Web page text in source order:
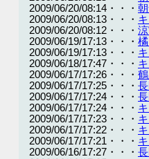
2009/06/20/08:14・・・
2009/06/20/08:13・・・
2009/06/20/08:12・・・
2009/06/19/17:13・・・
2009/06/19/17:13・・・
2009/06/18/17:47・・・
2009/06/17/17:26・・・
2009/06/17/17:25・・・
2009/06/17/17:24・・・
2009/06/17/17:24・・・
2009/06/17/17:23・・・
2009/06/17/17:22・・・
2009/06/17/17:21・・・
2009/06/16/17:27・・・